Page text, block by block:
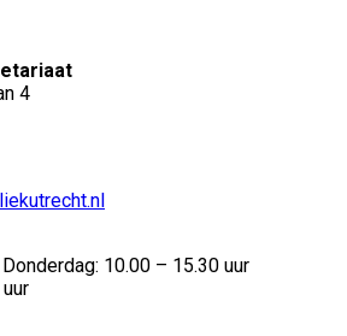
4
10.00 – 15.30 uur